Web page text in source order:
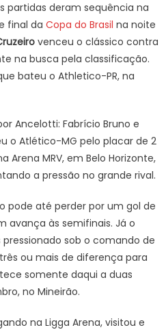
partidas deram sequência na
final da Copa do Brasil na noite
venceu o clássico contra
na busca pela classificação.
bateu o Athletico-PR, na
Ancelotti: Fabrício Bruno e
o Atlético-MG pelo placar de 2
Arena MRV, em Belo Horizonte,
a pressão no grande rival.
pode até perder por um gol de
avança às semifinais. Já o
sob o comando de
ou mais de diferença para
somente daqui a duas
no Mineirão.
na Ligga Arena, visitou e